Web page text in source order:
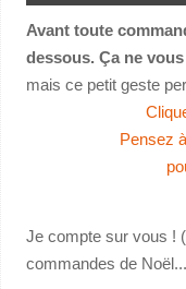
Avant toute
dessous. Ça ne
mais ce petit geste
Pensez
Je compte sur vous !
commandes de